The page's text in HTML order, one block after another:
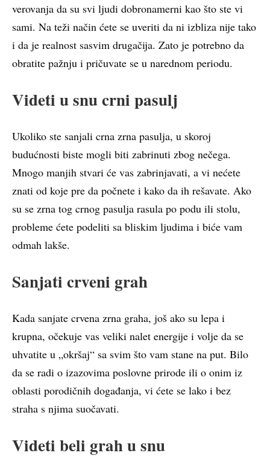
verovanja da su svi ljudi dobronamerni kao što ste vi
sami. Na teži način ćete se uveriti da ni izbliza nije tako
i da je realnost sasvim drugačija. Zato je potrebno da
obratite pažnju i pričuvate se u narednom periodu.
Videti u snu crni pasulj
Ukoliko ste sanjali crna zrna pasulja, u skoroj
budućnosti biste mogli biti zabrinuti zbog nečega.
Mnogo manjih stvari će vas zabrinjavati, a vi nećete
znati od koje pre da počnete i kako da ih rešavate. Ako
su se zrna tog crnog pasulja rasula po podu ili stolu,
probleme ćete podeliti sa bliskim ljudima i biće vam
odmah lakše.
Sanjati crveni grah
Kada sanjate crvena zrna graha, još ako su lepa i
krupna, očekuje vas veliki nalet energije i volje da se
uhvatite u „okršaj“ sa svim što vam stane na put. Bilo
da se radi o izazovima poslovne prirode ili o onim iz
oblasti porodičnih događanja, vi ćete se lako i bez
straha s njima suočavati.
Videti beli grah u snu